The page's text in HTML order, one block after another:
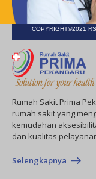
COPYRIGHT©2021
Rumah Sakit Prima
rumah sakit yang
kemudahan
dan kualitas
Selengkapnya